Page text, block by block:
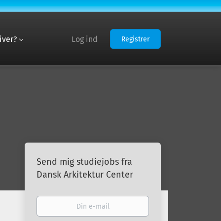
Log ind Registrer
Send mig studiejobs fra
Dansk Arkitektur Center
Din